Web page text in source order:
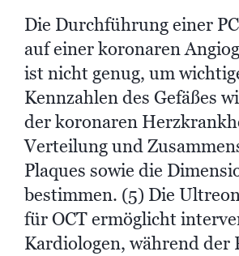
Die Durchführung einer
auf einer koronaren
ist nicht genug, um
Kennzahlen des Gefäßes
der koronaren
Verteilung und
Plaques sowie die
bestimmen. (5) Die
für OCT ermöglicht
Kardiologen, während der